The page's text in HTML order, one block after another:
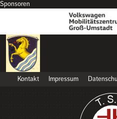
Sponsoren
Kontakt Impressum